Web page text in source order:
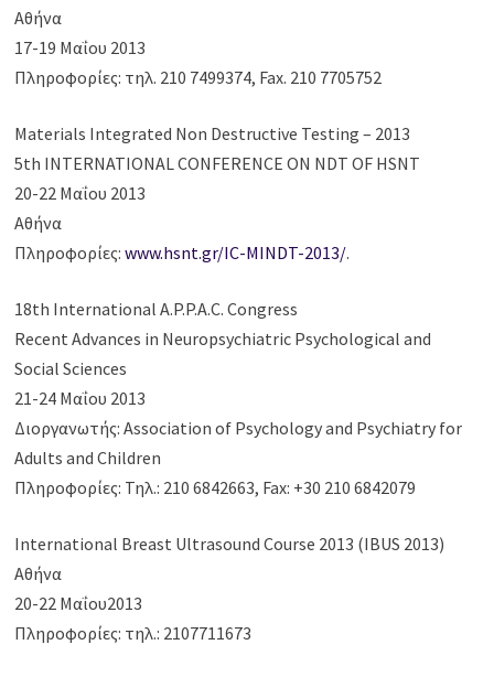
Αθήνα
17-19 Μαΐου 2013
Πληροφορίες: τηλ. 210 7499374, Fax. 210 7705752
Materials Integrated Non Destructive Testing – 2013
5th INTERNATIONAL CONFERENCE ON NDT OF HSNT
20-22 Μαΐου 2013
Αθήνα
Πληροφορίες:www.hsnt.gr/IC-MINDT-2013/.
18th International A.P.P.A.C. Congress
Recent Advances in Neuropsychiatric Psychological and
Social Sciences
21-24 Μαΐου 2013
Διοργανωτής: Association of Psychology and Psychiatry for
Adults and Children
Πληροφορίες: Τηλ.: 210 6842663, Fax: +30 210 6842079
International Breast Ultrasound Course 2013 (IBUS 2013)
Αθήνα
20-22 Μαΐου2013
Πληροφορίες: τηλ.: 2107711673